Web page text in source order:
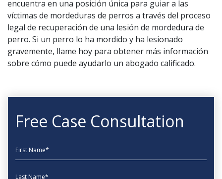
encuentra en una posición única para guiar a las
víctimas de mordeduras de perros a través del proceso
legal de recuperación de una lesión de mordedura de
perro. Si un perro lo ha mordido y ha lesionado
gravemente, llame hoy para obtener más información
sobre cómo puede ayudarlo un abogado calificado.
Free Case Consultation
First Name
Last Name